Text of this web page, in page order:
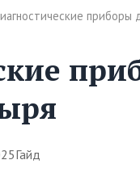
приборы
Гайд